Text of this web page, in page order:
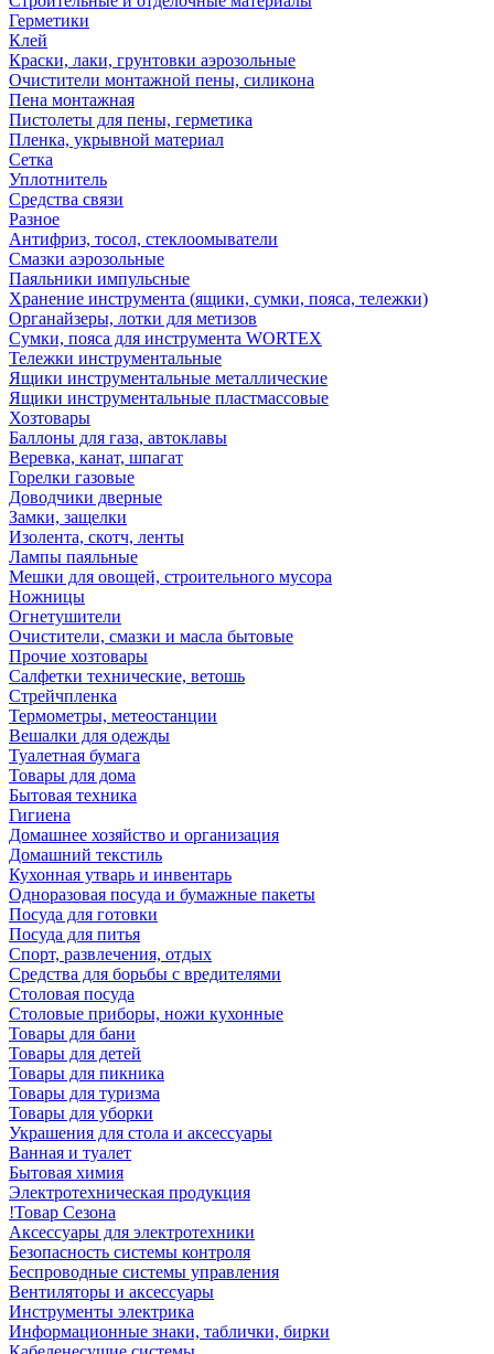
Герметики
Клей
Краски, лаки, грунтовки аэрозольные
Очистители монтажной пены, силикона
Пена монтажная
Пистолеты для пены, герметика
Пленка, укрывной материал
Сетка
Уплотнитель
Средства связи
Разное
Антифриз, тосол, стеклоомыватели
Смазки аэрозольные
Паяльники импульсные
Хранение инструмента (ящики, сумки, пояса, тележки)
Органайзеры, лотки для метизов
Сумки, пояса для инструмента WORTEX
Тележки инструментальные
Ящики инструментальные металлические
Ящики инструментальные пластмассовые
Хозтовары
Баллоны для газа, автоклавы
Веревка, канат, шпагат
Горелки газовые
Доводчики дверные
Замки, защелки
Изолента, скотч, ленты
Лампы паяльные
Мешки для овощей, строительного мусора
Ножницы
Огнетушители
Очистители, смазки и масла бытовые
Прочие хозтовары
Салфетки технические, ветошь
Стрейчпленка
Термометры, метеостанции
Вешалки для одежды
Туалетная бумага
Товары для дома
Бытовая техника
Гигиена
Домашнее хозяйство и организация
Домашний текстиль
Кухонная утварь и инвентарь
Одноразовая посуда и бумажные пакеты
Посуда для готовки
Посуда для питья
Спорт, развлечения, отдых
Средства для борьбы с вредителями
Столовая посуда
Столовые приборы, ножи кухонные
Товары для бани
Товары для детей
Товары для пикника
Товары для туризма
Товары для уборки
Украшения для стола и аксессуары
Ванная и туалет
Бытовая химия
Электротехническая продукция
!Товар Сезона
Аксессуары для электротехники
Безопасность системы контроля
Беспроводные системы управления
Вентиляторы и аксессуары
Инструменты электрика
Информационные знаки, таблички, бирки